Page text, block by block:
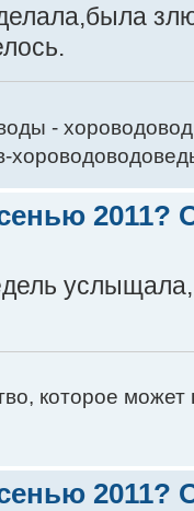
-
2011?
которое
2011?